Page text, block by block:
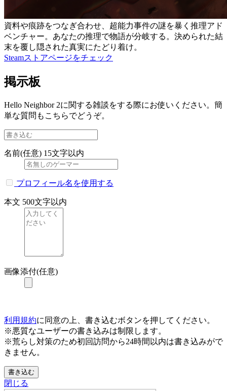
資料や痕跡をつなぎ合わせ、超能力事件の謎を暴く推理アド
ベンチャー。あなたの推理で物語が分岐する。決められた結
末を覆し隠された真実にたどり着け。
Steamストアページをチェック
掲示板
Hello Neighbor 2に関する雑談をする際にお使いください。簡
単な質問もこちらでどうぞ。
名前(任意) 15文字以内
プロフィール名を使用する
本文 500文字以内
画像添付(任意)
利用規約に同意の上、書き込むボタンを押してください。
※悪質なユーザーの書き込みは制限します。
※荒らし対策のため初回訪問から24時間以内は書き込みがで
きません。
書き込む
閉じる